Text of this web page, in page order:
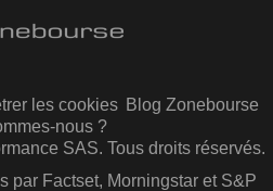
les cookies Blog Zonebourse
nous ?
SAS. Tous droits réservés.
par Factset, Morningstar et S&P